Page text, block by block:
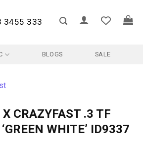
3455 333
BLOGS
SALE
CRAZYFAST .3 TF
WHITE’ ID9337